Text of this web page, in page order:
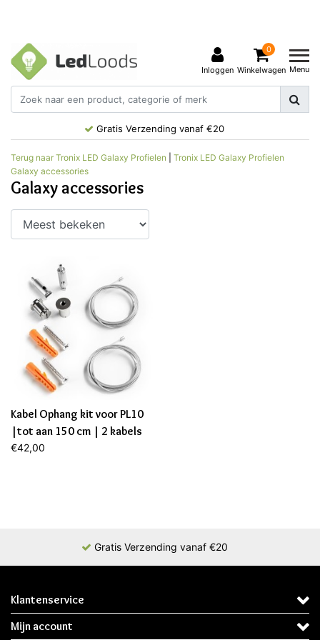
Inloggen
0
Winkelwagen Menu
Gratis Verzending vanaf €20
Terug naar Tronix LED Galaxy Profielen
Tronix LED Galaxy Profielen
Galaxy accessories
Galaxy accessories
Kabel Ophang kit voor PL10
|tot aan 150 cm | 2 kabels
(2 jaar garantie)
€42,00
Gratis Verzending vanaf €20
Klantenservice
Mijn account